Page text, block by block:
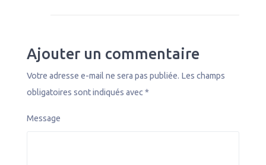
Ajouter un commentaire
Votre adresse e-mail ne sera pas publiée. Les champs
obligatoires sont indiqués avec *
Message